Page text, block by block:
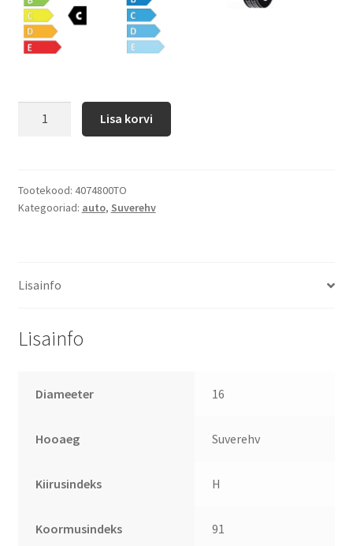
Lisa korvi
Tootekood: 4074800TO
Kategooriad: auto, Suverehv
Lisainfo
Lisainfo
Diameeter 16
Hooaeg Suverehv
Kiirusindeks H
Koormusindeks 91